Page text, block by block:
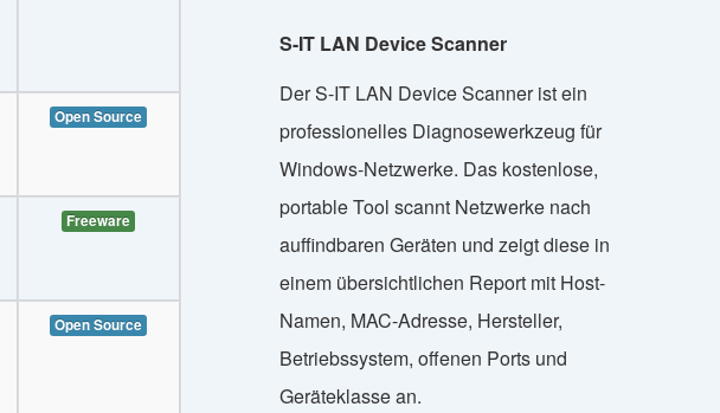
Open Source
Freeware
Open Source
S-IT LAN Device Scanner
Der S-IT LAN Device Scanner ist ein
professionelles Diagnosewerkzeug für
Windows-Netzwerke. Das kostenlose,
portable Tool scannt Netzwerke nach
auffindbaren Geräten und zeigt diese in
einem übersichtlichen Report mit Host-
Namen, MAC-Adresse, Hersteller,
Betriebssystem, offenen Ports und
Geräteklasse an.